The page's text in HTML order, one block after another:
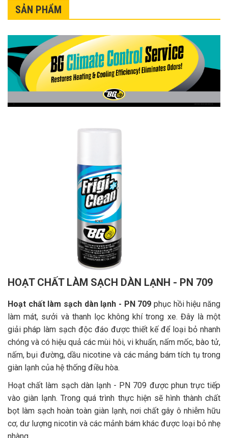
SẢN PHẨM
HOẠT CHẤT LÀM SẠCH DÀN LẠNH - PN 709
Hoạt chất làm sạch dàn lạnh - PN 709 phục hồi hiệu năng
làm mát, sưởi và thanh lọc không khí trong xe. Đây là một
giải pháp làm sạch độc đáo được thiết kế để loại bỏ nhanh
chóng và có hiệu quả các mùi hôi, vi khuẩn, nấm mốc, bào tử,
nấm, bụi đường, dầu nicotine và các mảng bám tích tụ trong
giàn lạnh của hệ thống điều hòa.
Hoạt chất làm sạch dàn lạnh - PN 709 được phun trực tiếp
vào giàn lạnh. Trong quá trình thực hiện sẽ hình thành chất
bọt làm sạch hoàn toàn giàn lạnh, nơi chất gây ô nhiễm hữu
cơ, dư lượng nicotin và các mảnh bám khác được loại bỏ nhẹ